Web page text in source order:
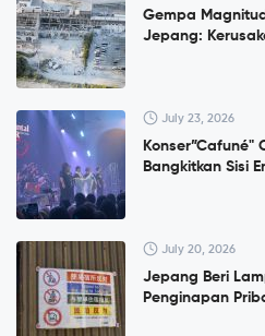
Gempa
Jepang:
July 23, 2026
Konser”Cafuné"
Bangkitkan Sisi
July 20, 2026
Jepang Beri
Penginapan